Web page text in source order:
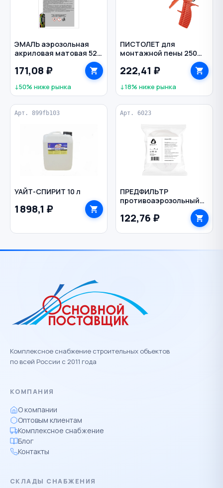
ЭМАЛЬ аэрозольная
акриловая матовая 520
белый
171,08 ₽
↓50% ниже рынка
ПИСТОЛЕТ для
монтажной пены 250
рукоятка VERTEXTOOLS
222,41 ₽
↓18% ниже рынка
Арт. 899fb103
УАЙТ-СПИРИТ 10 л
1 898,1 ₽
Арт. 6023
ПРЕДФИЛЬТР
противоаэрозольный
SAFETY
122,76 ₽
Комплексное снабжение строительных объектов
по всей России с 2011 года
КОМПАНИЯ
О компании
Оптовым клиентам
Комплексное снабжение
Блог
Контакты
СКЛАДЫ СНАБЖЕНИЯ